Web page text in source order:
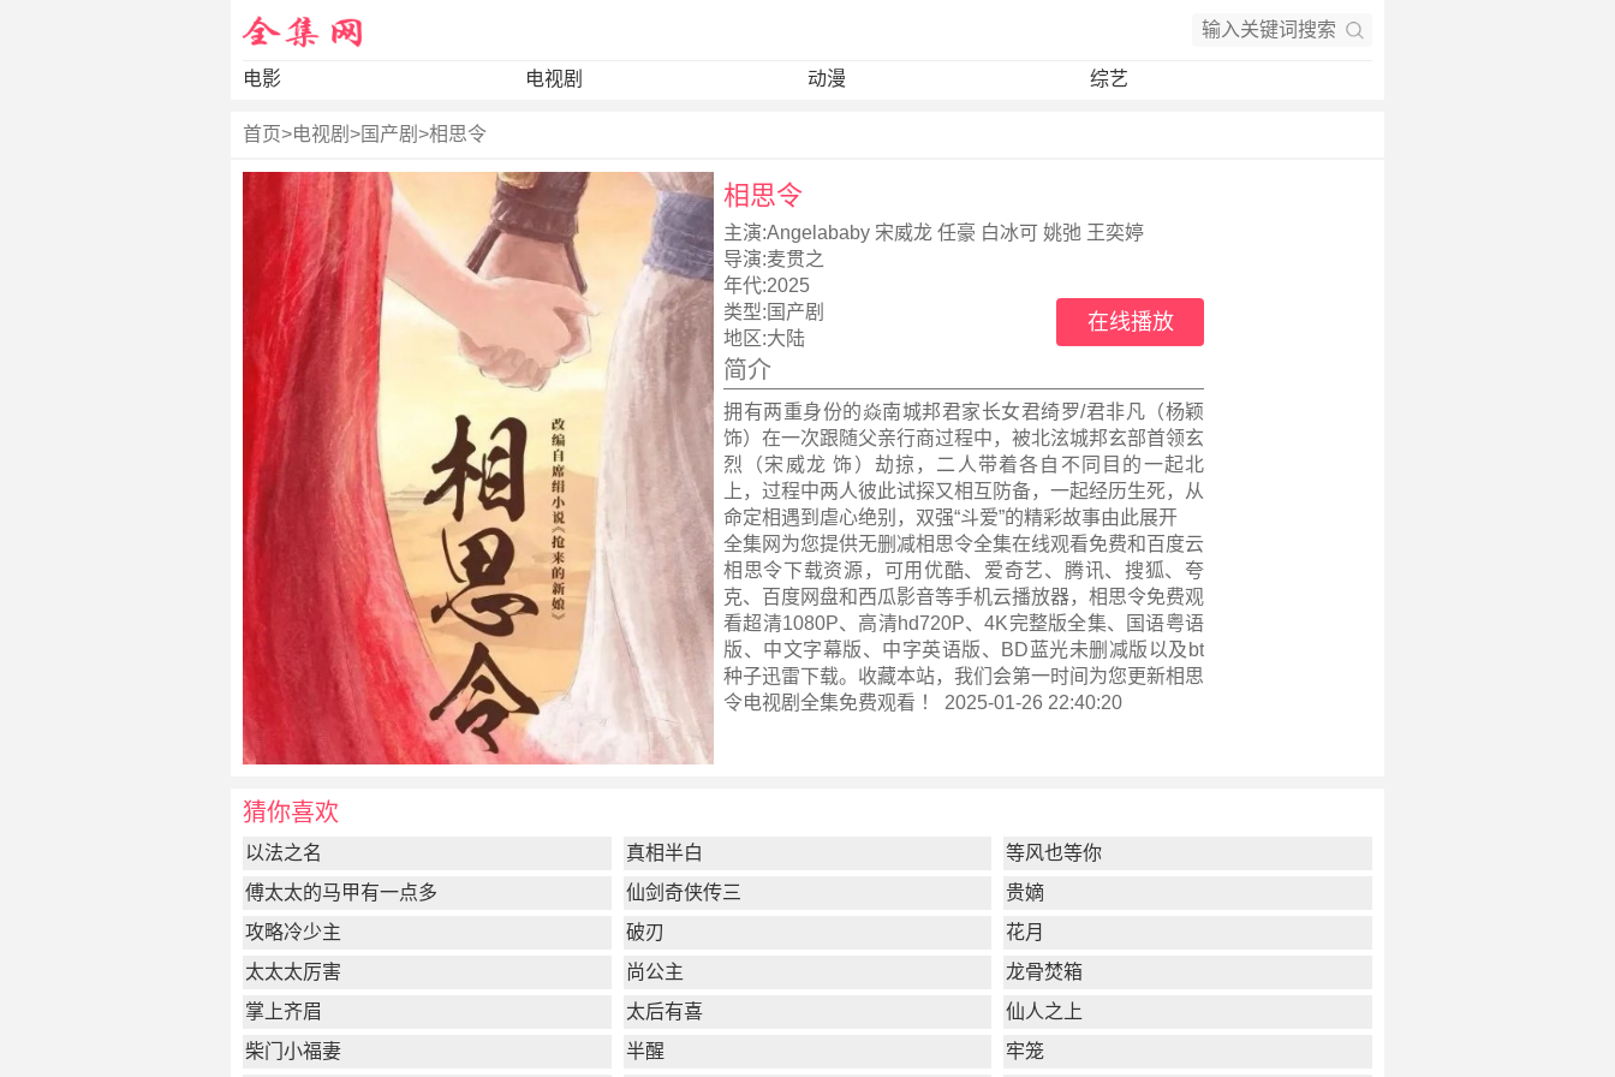
电影 电视剧 动漫 综艺
首页>电视剧 >国产剧 >相思令
相思令
主演:Angelababy 宋威龙 任豪 白冰可 姚弛 王奕婷
导演:麦贯之
年代:2025
类型: 国产剧
地区:大陆
在线播放
简介
拥有两重身份的焱南城邦君家长女君绮罗/君非凡（杨颖
饰）在一次跟随父亲行商过程中，被北泫城邦玄部首领玄
烈（宋威龙 饰）劫掠，二人带着各自不同目的一起北
上，过程中两人彼此试探又相互防备，一起经历生死，从
命定相遇到虐心绝别，双强“斗爱”的精彩故事由此展开
全集网为您提供无删减相思令全集在线观看免费和百度云
相思令下载资源，可用优酷、爱奇艺、腾讯、搜狐、夸
克、百度网盘和西瓜影音等手机云播放器，相思令免费观
看超清1080P、高清hd720P、4K完整版全集、国语粤语
版、中文字幕版、中字英语版、BD蓝光未删减版以及bt
种子迅雷下载。收藏本站，我们会第一时间为您更新相思
令电视剧全集免费观看 ！ 2025-01-26 22:40:20
猜你喜欢
以法之名 真相半白
等风也等你
傅太太的马甲有一点多
仙剑奇侠传三
贵嫡
攻略冷少主
破刃
花月
太太太厉害
尚公主
龙骨焚箱
掌上齐眉
太后有喜
仙人之上
柴门小福妻
半醒 牢笼